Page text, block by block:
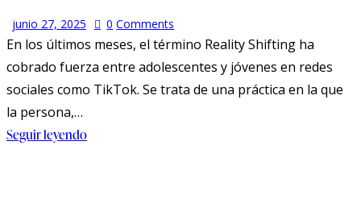
junio 27, 2025 0 Comments
En los últimos meses, el término Reality Shifting ha
cobrado fuerza entre adolescentes y jóvenes en redes
sociales como TikTok. Se trata de una práctica en la que
la persona,…
Seguir leyendo